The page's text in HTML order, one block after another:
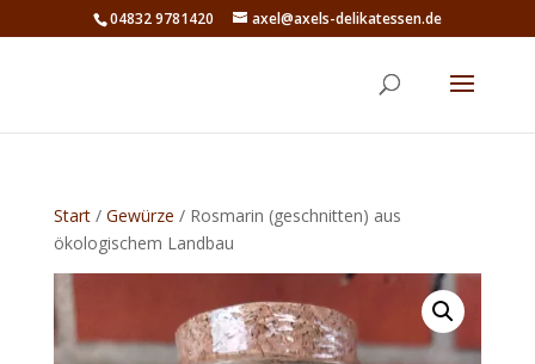
04832 9781420 axel@axels-delikatessen.de
Start/ Gewürze / Rosmarin (geschnitten) aus
ökologischem Landbau